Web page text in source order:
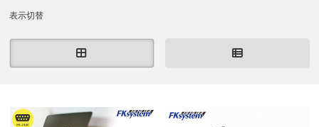
表示切替